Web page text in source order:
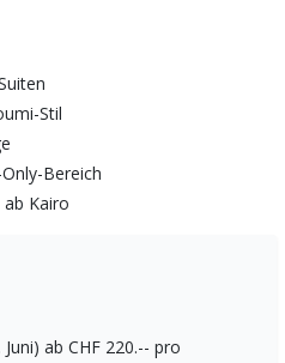
Stil
Bereich
Kairo
ab CHF 220.-- pro